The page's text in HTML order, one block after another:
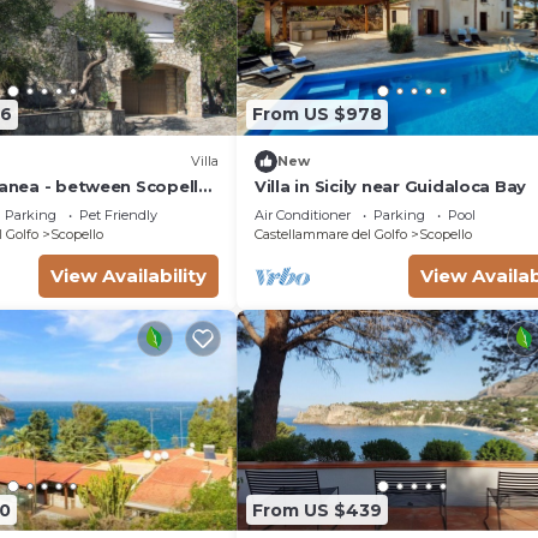
Villa
- between Scopello
Reserve
Parking
Pet Friendly
Golfo
Scopello
View Availability
From US $978
New
Villa in Sicily near Guidaloca Bay
Air Conditioner Parking
Pool
Castellammare del Golfo
Scopello
View
From US $439